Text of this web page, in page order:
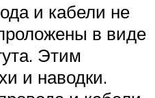
и кабели не
в виде
Этим
и наводки.